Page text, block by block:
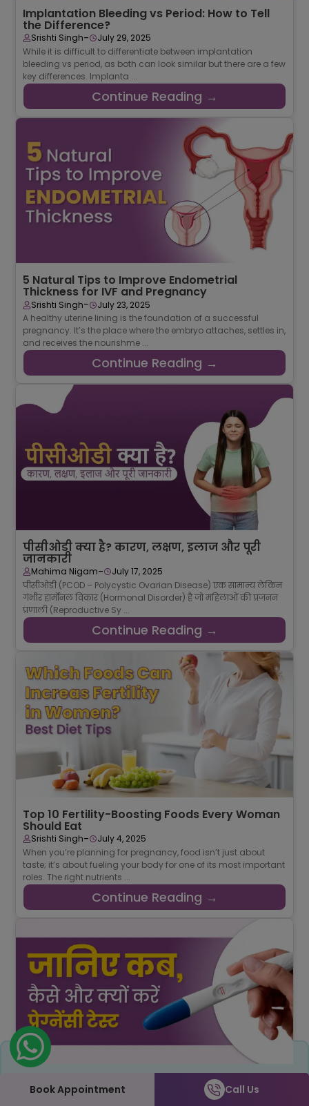
Implantation Bleeding vs Period: How to Tell
the Difference?
Srishti Singh-
July 29, 2025
While it is difficult to differentiate between implantation
bleeding vs period, as both can look similar but there are a few
key differences. Implanta ...
Continue Reading →
5 Natural Tips to Improve Endometrial
Thickness for IVF and Pregnancy
Srishti Singh-
July 23, 2025
A healthy uterine lining is the foundation of a successful
pregnancy. It’s the place where the embryo attaches, settles in,
and receives the nourishme ...
Continue Reading →
पीसीओडी क्या है? कारण, लक्षण, इलाज और पूरी
जानकारी
Mahima Nigam-
July 17, 2025
पीसीओडी (PCOD – Polycystic Ovarian Disease) एक सामान्य लेकिन
गंभीर हार्मोनल विकार (Hormonal Disorder) है जो महिलाओं की प्रजनन
प्रणाली (Reproductive Sy ...
Continue Reading →
Top 10 Fertility-Boosting Foods Every Woman
Should Eat
Srishti Singh-
July 4, 2025
When you’re planning for pregnancy, food isn’t just about
taste; it’s about fueling your body for one of its most important
roles. The right nutrients ...
Continue Reading →
प्रेग्नेंसी टेस्ट कब और कैसे करें? जानिए सही तरीका
और समय
Book Appointment Call Us